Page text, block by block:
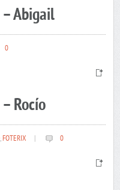
Abigail
0
Rocío
,FOTERIX 0